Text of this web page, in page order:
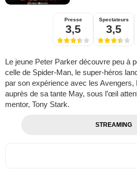
Presse
3,5
Spectateurs
3,5
Le jeune Peter Parker découvre peu à
celle de Spider-Man, le super-héros
par son expérience avec les Avengers,
auprès de sa tante May, sous l’œil
mentor, Tony Stark.
STREAMING